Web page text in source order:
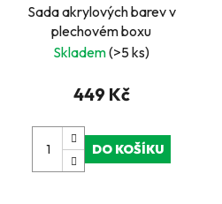
Sada akrylových barev v
plechovém boxu
Skladem(>5 ks)
449 Kč
DO KOŠÍKU